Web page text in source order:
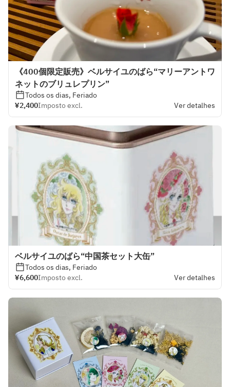
《400個限定販売》ベルサイユのばら“マリーアントワ
ネットのブリュレプリン”
Todos os dias, Feriado
¥2,400Imposto excl. Ver detalhes
ベルサイユのばら“中国茶セット大缶”
Todos os dias, Feriado
¥6,600Imposto excl. Ver detalhes